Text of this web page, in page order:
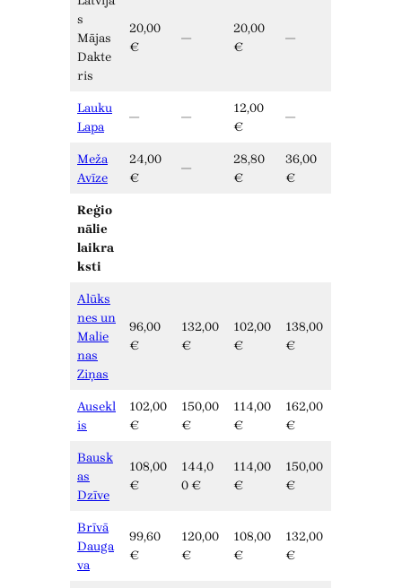
s
Mājas
Dakte
ris
20,00
€
—
20,00
€
—
Lauku
Lapa
— —
12,00
€
—
Meža
Avīze
24,00
€
—
28,80
€
36,00
€
Reģio
nālie
laikra
ksti
Alūks
nes un
Malie
nas
Ziņas
96,00
€
132,00
€
102,00
€
138,00
€
Ausekl
is
102,00
€
150,00
€
114,00
€
162,00
€
Bausk
as
Dzīve
108,00
€
144,0
0 €
114,00
€
150,00
€
Brīvā
Dauga
va
99,60
€
120,00
€
108,00
€
132,00
€